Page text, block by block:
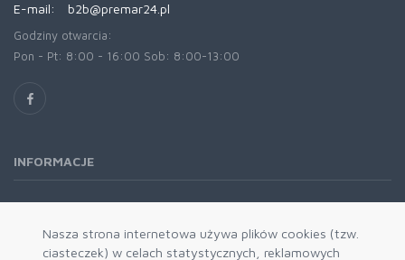
Nasza strona internetowa używa plików cookies (tzw.
ciasteczek) w celach statystycznych, reklamowych
E-mail:
b2b@premar24.pl
Godziny otwarcia:
Pon - Pt: 8:00 - 16:00 Sob: 8:00-13:00
INFORMACJE
Oferta
Kontakt